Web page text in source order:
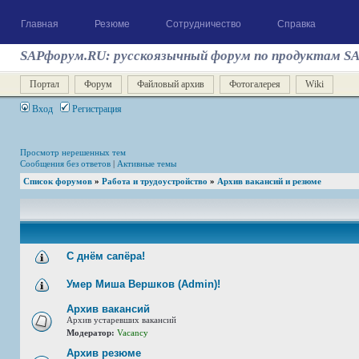
Главная Резюме Сотрудничество Справка
SAPфорум.RU: русскоязычный форум по продуктам
Портал Форум Файловый архив Фотогалерея Wiki
Вход Регистрация
Просмотр нерешенных тем
Сообщения без ответов | Активные темы
Список форумов » Работа и трудоустройство » Архив вакансий и резюме
С днём сапёра!
Умер Миша Вершков (Admin)!
Архив вакансий
Архив устаревших вакансий
Модератор: Vacancy
Архив резюме